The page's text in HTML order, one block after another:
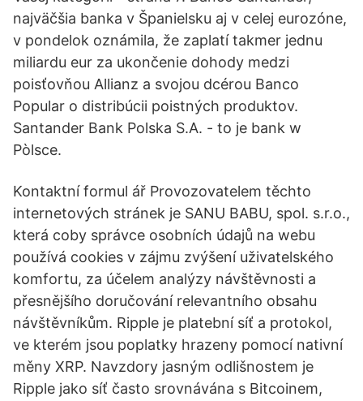
najväčšia banka v Španielsku aj v celej eurozóne,
v pondelok oznámila, že zaplatí takmer jednu
miliardu eur za ukončenie dohody medzi
poisťovňou Allianz a svojou dcérou Banco
Popular o distribúcii poistných produktov.
Santander Bank Polska S.A. - to je bank w
Pòlsce.
Kontaktní formul ář Provozovatelem těchto
internetových stránek je SANU BABU, spol. s.r.o.,
která coby správce osobních údajů na webu
používá cookies v zájmu zvýšení uživatelského
komfortu, za účelem analýzy návštěvnosti a
přesnějšího doručování relevantního obsahu
návštěvníkům. Ripple je platební síť a protokol,
ve kterém jsou poplatky hrazeny pomocí nativní
měny XRP. Navzdory jasným odlišnostem je
Ripple jako síť často srovnávána s Bitcoinem,